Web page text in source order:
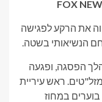
את הרקע לפגישה
הנשיאותי בשטה.
הפסגה, ופגעה
ראש עיריית
בוערים במחוז